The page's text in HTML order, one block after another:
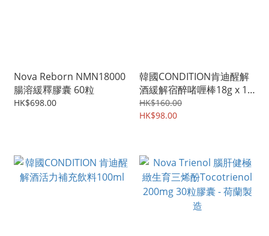
Nova Reborn NMN18000
腸溶緩釋膠囊 60粒
HK$698.00
韓國CONDITION肯迪醒解
酒緩解宿醉啫喱棒18g x 10
條
HK$160.00
HK$98.00